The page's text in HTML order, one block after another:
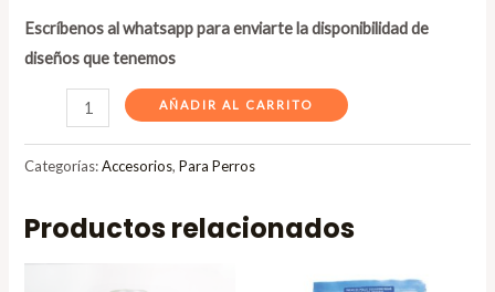
Escríbenos al whatsapp para enviarte la disponibilidad de
diseños que tenemos
AÑADIR AL CARRITO
Categorías:Accesorios,Para Perros
Productos relacionados